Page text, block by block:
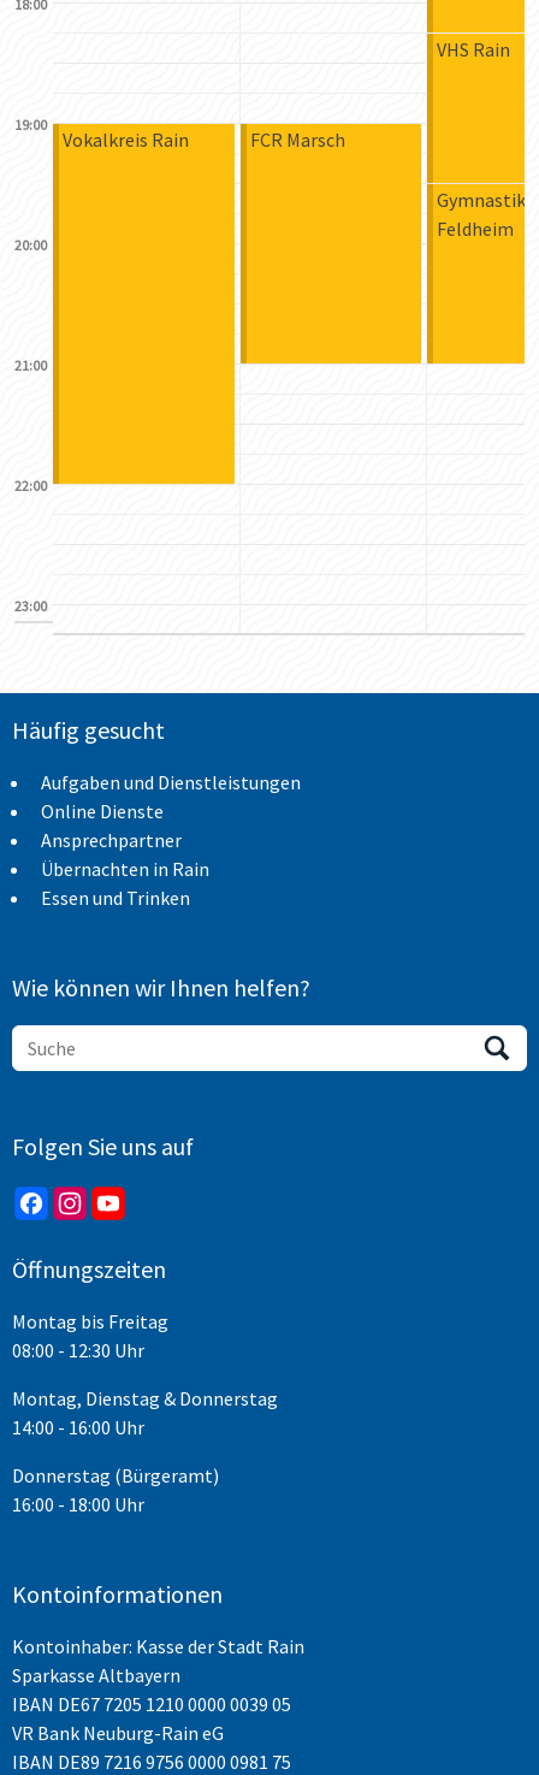
18:00
VHS Rain
19:00
Vokalkreis Rain FCR Marsch
Gymnastik
Feldheim
20:00
21:00
22:00
23:00
Häufig gesucht
Aufgaben und Dienstleistungen
Online Dienste
Ansprechpartner
Übernachten in Rain
Essen und Trinken
Wie können wir Ihnen helfen?
Folgen Sie uns auf
Öffnungszeiten
Montag bis Freitag
08:00 - 12:30 Uhr
Montag, Dienstag & Donnerstag
14:00 - 16:00 Uhr
Donnerstag (Bürgeramt)
16:00 - 18:00 Uhr
Kontoinformationen
Kontoinhaber: Kasse der Stadt Rain
Sparkasse Altbayern
IBAN DE67 7205 1210 0000 0039 05
VR Bank Neuburg-Rain eG
IBAN DE89 7216 9756 0000 0981 75